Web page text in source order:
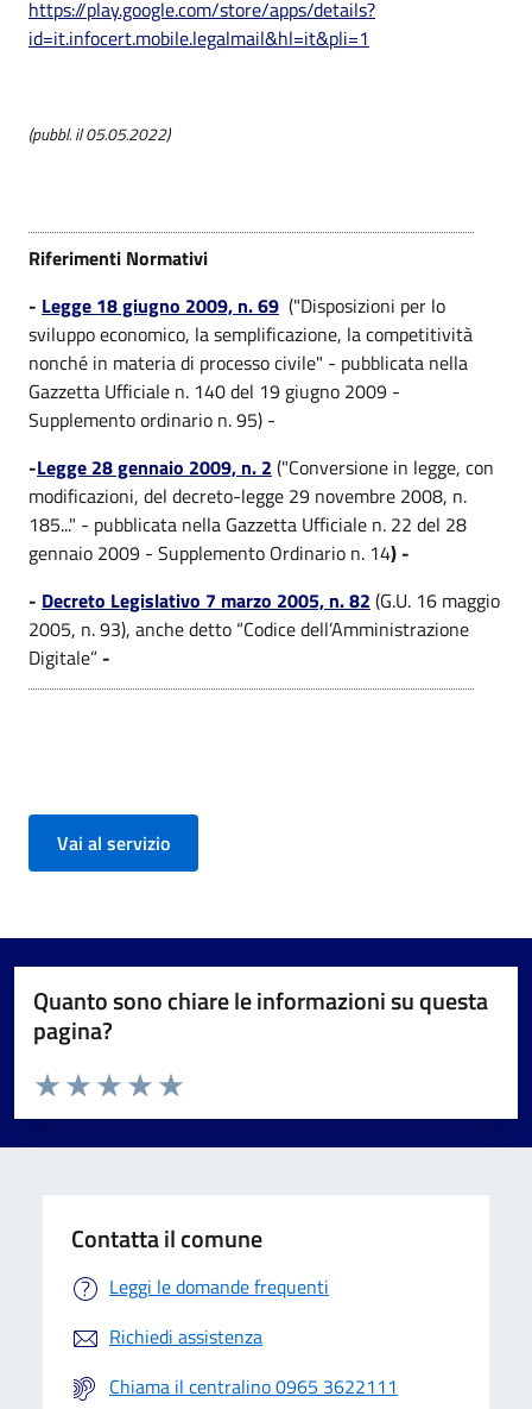
https://play.google.com/store/apps/details?
id=it.infocert.mobile.legalmail&hl=it&pli=1
(pubbl. il 05.05.2022)
Riferimenti Normativi
- Legge 18 giugno 2009, n. 69 ("Disposizioni per lo
sviluppo economico, la semplificazione, la competitività
nonché in materia di processo civile" - pubblicata nella
Gazzetta Ufficiale n. 140 del 19 giugno 2009 -
Supplemento ordinario n. 95) -
-Legge 28 gennaio 2009, n. 2 ("Conversione in legge, con
modificazioni, del decreto-legge 29 novembre 2008, n.
185..." - pubblicata nella Gazzetta Ufficiale n. 22 del 28
gennaio 2009 - Supplemento Ordinario n. 14) -
- Decreto Legislativo 7 marzo 2005, n. 82 (G.U. 16 maggio
2005, n. 93), anche detto “Codice dell’Amministrazione
Digitale”-
Vai al servizio
Quanto sono chiare le informazioni su questa
pagina?
Valuta da 1 a 5 stelle la pagina
Valuta 5 stelle su 5
Valuta 4 stelle su 5
Valuta 3 stelle su 5
Valuta 2 stelle su 5
Valuta 1 stelle su 5
Contatta il comune
Leggi le domande frequenti
Richiedi assistenza
Chiama il centralino 0965 3622111